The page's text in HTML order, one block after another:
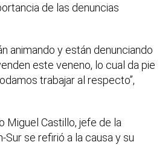
de las denuncias
animando y están denunciando
este veneno, lo cual da pie
trabajar al respecto”,
Miguel Castillo, jefe de la
Sur se refirió a la causa y su